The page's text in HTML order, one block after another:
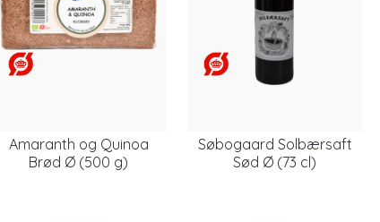
Amaranth og Quinoa
Brød Ø (500 g)
Søbogaard Solbærsaft
Sød Ø (73 cl)